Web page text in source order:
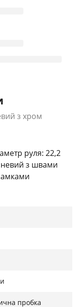
з хром
руля: 22,2
з швами
пробка